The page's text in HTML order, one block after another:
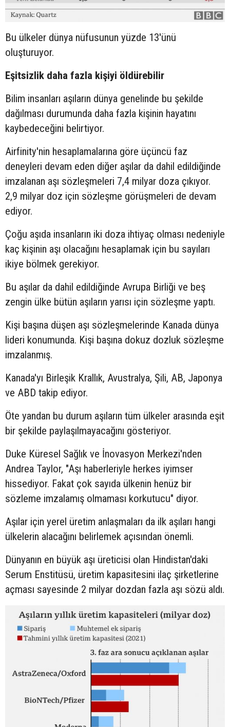
Bu ülkeler dünya nüfusunun yüzde 13'ünü
oluşturuyor.
Eşitsizlik daha fazla kişiyi öldürebilir
Bilim insanları aşıların dünya genelinde bu şekilde
dağılması durumunda daha fazla kişinin hayatını
kaybedeceğini belirtiyor.
Airfinity'nin hesaplamalarına göre üçüncü faz
deneyleri devam eden diğer aşılar da dahil edildiğinde
imzalanan aşı sözleşmeleri 7,4 milyar doza çıkıyor.
2,9 milyar doz için sözleşme görüşmeleri de devam
ediyor.
Çoğu aşıda insanların iki doza ihtiyaç olması nedeniyle
kaç kişinin aşı olacağını hesaplamak için bu sayıları
ikiye bölmek gerekiyor.
Bu aşılar da dahil edildiğinde Avrupa Birliği ve beş
zengin ülke bütün aşıların yarısı için sözleşme yaptı.
Kişi başına düşen aşı sözleşmelerinde Kanada dünya
lideri konumunda. Kişi başına dokuz dozluk sözleşme
imzalanmış.
Kanada'yı Birleşik Krallık, Avustralya, Şili, AB, Japonya
ve ABD takip ediyor.
Öte yandan bu durum aşıların tüm ülkeler arasında eşit
bir şekilde paylaşılmayacağını gösteriyor.
Duke Küresel Sağlık ve İnovasyon Merkezi'nden
Andrea Taylor, "Aşı haberleriyle herkes iyimser
hissediyor. Fakat çok sayıda ülkenin henüz bir
sözleme imzalamış olmaması korkutucu" diyor.
Aşılar için yerel üretim anlaşmaları da ilk aşıları hangi
ülkelerin alacağını belirlemek açısından önemli.
Dünyanın en büyük aşı üreticisi olan Hindistan'daki
Serum Enstitüsü, üretim kapasitesini ilaç şirketlerine
açması sayesinde 2 milyar dozdan fazla aşı sözü aldı.